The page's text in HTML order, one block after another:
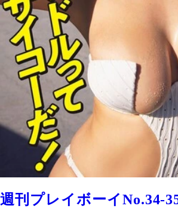
週刊プレイボーイNo.34-